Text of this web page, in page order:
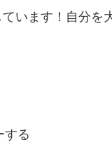
います！自分
する